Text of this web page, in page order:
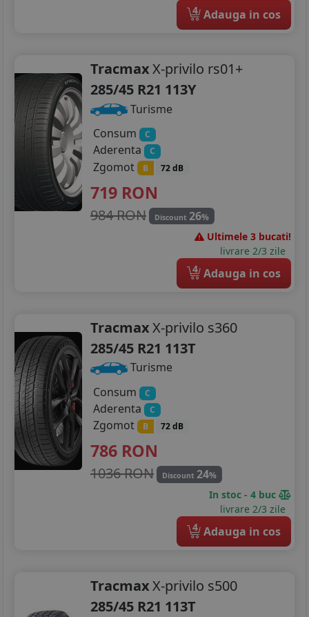
4 Adauga in cos
TracmaxX-privilo rs01+
285/45 R21 113Y
Turisme
Consum
C
Aderenta C
Zgomot B 72 dB
719 RON
984 RON Discount 26%
Ultimele 3 bucati!
livrare 2/3 zile
4 Adauga in cos
TracmaxX-privilo s360
285/45 R21 113T
Turisme
Consum
C
Aderenta C
Zgomot B 72 dB
786 RON
1036 RON Discount 24%
In stoc - 4 buc
livrare 2/3 zile
4 Adauga in cos
TracmaxX-privilo s500
285/45 R21 113T